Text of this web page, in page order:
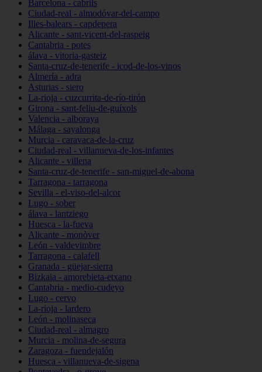
Barcelona - cabrils
Ciudad-real - almodóvar-del-campo
Illes-balears - capdepera
Alicante - sant-vicent-del-raspeig
Cantabria - potes
álava - vitoria-gasteiz
Santa-cruz-de-tenerife - icod-de-los-vinos
Almería - adra
Asturias - siero
La-rioja - cuzcurrita-de-río-tirón
Girona - sant-feliu-de-guíxols
Valencia - alboraya
Málaga - sayalonga
Murcia - caravaca-de-la-cruz
Ciudad-real - villanueva-de-los-infantes
Alicante - villena
Santa-cruz-de-tenerife - san-miguel-de-abona
Tarragona - tarragona
Sevilla - el-viso-del-alcor
Lugo - sober
álava - lantziego
Huesca - la-fueva
Alicante - monòver
León - valdevimbre
Tarragona - calafell
Granada - güejar-sierra
Bizkaia - amorebieta-etxano
Cantabria - medio-cudeyo
Lugo - cervo
La-rioja - lardero
León - molinaseca
Ciudad-real - almagro
Murcia - molina-de-segura
Zaragoza - fuendejalón
Huesca - villanueva-de-sigena